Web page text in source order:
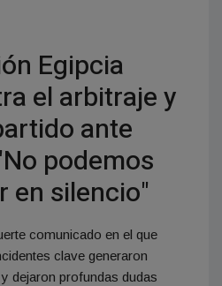
Egipcia
el arbitraje y
ante
podemos
en silencio"
comunicado en el que
clave generaron
dejaron profundas dudas